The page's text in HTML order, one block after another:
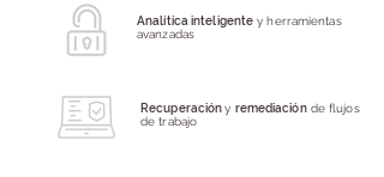
Analítica inteligente y herramientas
avanzadas
Recuperacióny remediaciónde flujos
de trabajo